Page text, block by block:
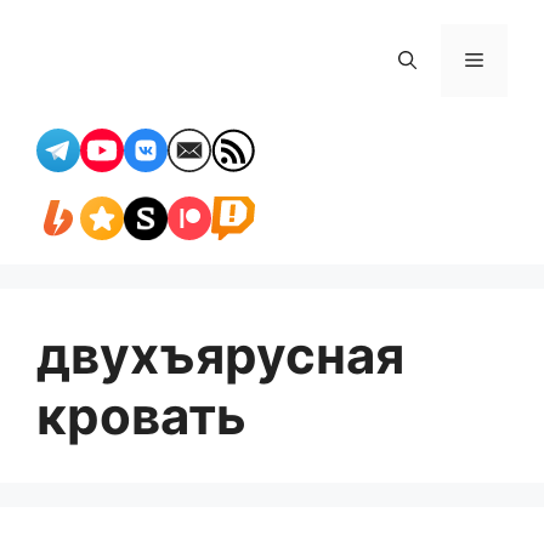
Меню
двухъярусная
кровать